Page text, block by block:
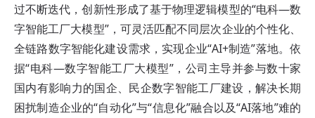
过不断迭代，创新性形成了基于物理逻辑模型的“电科—数
字智能工厂大模型”，可灵活匹配不同层次企业的个性化、
全链路数字智能化建设需求，实现企业“AI+制造”落地。依
据“电科—数字智能工厂大模型”，公司主导并参与数十家
国内有影响力的国企、民企数字智能工厂建设，解决长期
困扰制造企业的“自动化”与“信息化”融合以及“AI落地”难的